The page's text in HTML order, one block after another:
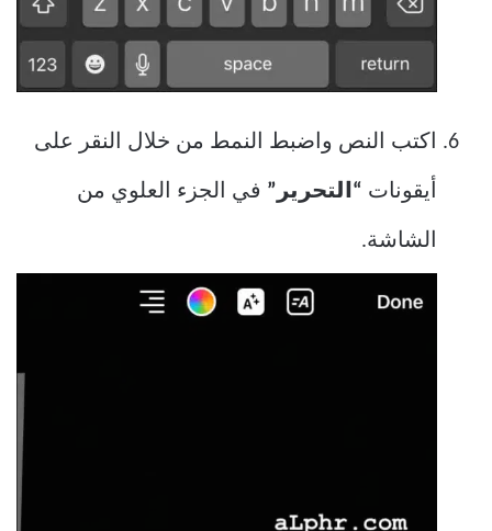
اكتب النص واضبط النمط من خلال النقر على
أيقونات “التحرير” في الجزء العلوي من
الشاشة.